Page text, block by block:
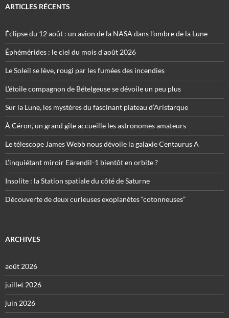
ARTICLES RÉCENTS
Éclipse du 12 août : un avion de la NASA dans l’ombre de la Lune
Éphémérides : le ciel du mois d’août 2026
Le Soleil se lève, rougi par les fumées des incendies
L’étoile compagnon de Bételgeuse se dévoile un peu plus
Sur la Lune, les mystères du fascinant plateau d’Aristarque
À Céron, un grand gîte accueille les astronomes amateurs
Le télescope James Webb nous dévoile la galaxie Centaurus A
L’inquiétant miroir Eärendil-1 bientôt en orbite ?
Insolite : la Station spatiale du côté de Saturne
Découverte de deux curieuses exoplanètes “cotonneuses”
ARCHIVES
août 2026
juillet 2026
juin 2026